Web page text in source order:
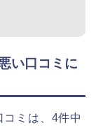
い口コミに
ミは、4件中